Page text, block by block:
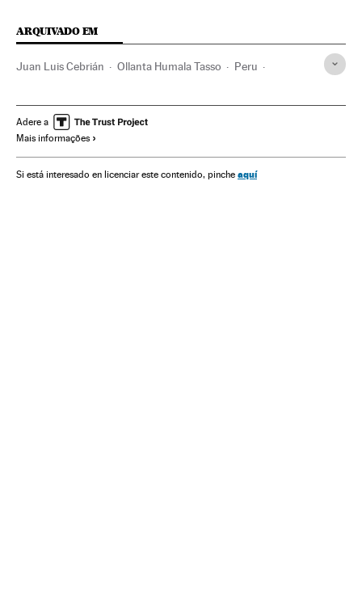
ARQUIVADO EM
Juan Luis Cebrián Ollanta Humala Tasso Peru
Adere a
Mais informações
Si está interesado en licenciar este contenido, pinche aquí